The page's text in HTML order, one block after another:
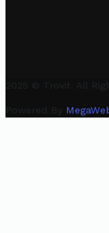
2025 © Trovit. All
Powered By